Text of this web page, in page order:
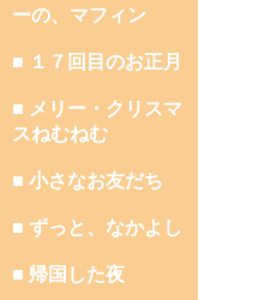
ーの、マフィン
■ １７回目のお正月
■ メリー・クリスマ
スねむねむ
■ 小さなお友だち
■ ずっと、なかよし
■ 帰国した夜